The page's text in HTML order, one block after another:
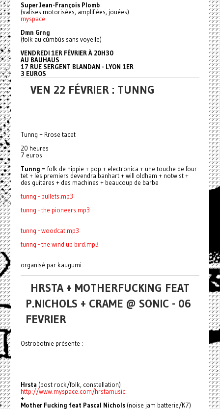
Super Jean-François Plomb
(valises motorisées, amplifiées, jouées)
myspace
Dmn Grng
(folk au cúmbús sans voyelle)
VENDREDI 1ER FÉVRIER À 20H30
AU BAUHAUS
17 RUE SERGENT BLANDAN - LYON 1ER
3 EUROS
VEN 22 FÉVRIER : TUNNG
Tunng + Rrose tacet
20 heures
7 euros
Tunng = folk de hippie + pop + electronica + une touche de four
tet + les premiers devendra banhart + will oldham + notwist +
des guitares + des machines + beaucoup de barbe
tunng - bullets.mp3
tunng - the pioneers.mp3
tunng - woodcat.mp3
tunng - the wind up bird.mp3
organisé par kaugumi
HRSTA + MOTHERFUCKING FEAT
P.NICHOLS + CRAME @ SONIC - 06
FEVRIER
Ostrobotnie présente :
Hrsta (post rock/folk, constellation)
http://www.myspace.com/hrstamusic
+
Mother Fucking feat Pascal Nichols(noise jam batterie/K7)